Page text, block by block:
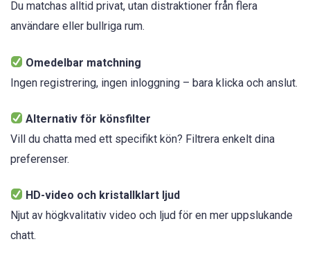
Du matchas alltid privat, utan distraktioner från flera
användare eller bullriga rum.
Omedelbar matchning
Ingen registrering, ingen inloggning – bara klicka och anslut.
Alternativ för könsfilter
Vill du chatta med ett specifikt kön? Filtrera enkelt dina
preferenser.
HD-video och kristallklart ljud
Njut av högkvalitativ video och ljud för en mer uppslukande
chatt.